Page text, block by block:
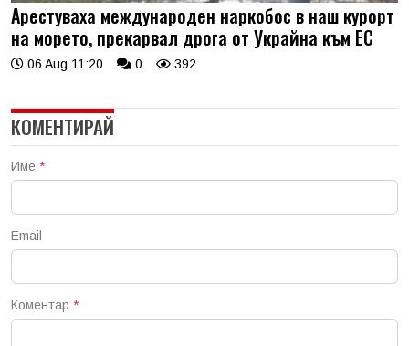
Арестуваха международен наркобос в наш курорт
на морето, прекарвал дрога от Украйна към ЕС
06 Aug 11:20 0 392
КОМЕНТИРАЙ
Име *
Email
Коментар *